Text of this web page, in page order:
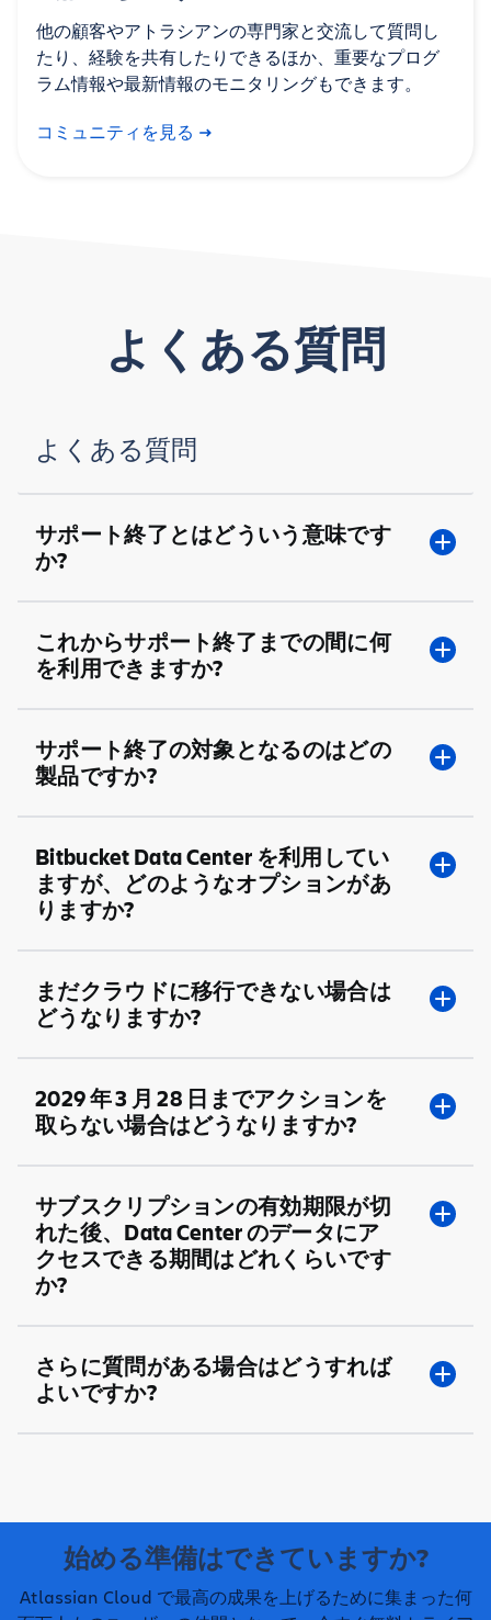
他の顧客やアトラシアンの専門家と交流して質問し
たり、経験を共有したりできるほか、重要なプログ
ラム情報や最新情報のモニタリングもできます。
コミュニティを見る
よくある質問
よくある質問
サポート終了とはどういう意味です
か?
サポート終了はいくつかの段階に分かれており、最終
的には Data Center 製品と関連する Marketplace ア
プリの販売とサポートが終了します。
新規のお客様へのライセンス販売終了
新規のお客様は、Data Center 製品の購入や見積も
りの依頼、Data Center に関連付けられた新しいア
プリの購入ができなくなります。
既存のお客様へのライセンス販売終了
既存のお客様は、Data Center 製品または Data
Center 拡張機能の購入や見積もりの依頼ができなく
なります。同様に、新しいアプリやアプリの拡張機能
サポート終了
Data Center ライセンス、および関連する Data
Center 製品とアプリは読み取り専用になります。
これからサポート終了までの間に何
を利用できますか?
Data Center をご利用のお客様に対して、2029 年 3
月 28 日まで、次のサービスを継続してご提供しま
す。
技術サポート
重大な脆弱性のセキュリティ バグ修正
Atlassian Data Center 製品から Atlassian Cloud
へのコネクタ
重大な脆弱性に対するこれらのセキュリティ バグ修
正をご提供するために、プラットフォームの修正や新
移行の際に、FedRAMP High、Secret Cloud、
オプションを必要とされるお客様もいらっしゃいま
す。さらには、ソース コードの機密性が高く、クラ
ウドへの移行に時間がかかるケースもあります。アト
ラシアンは、クラウドへの道筋を明確にして、あらゆ
るお客様がスムーズにトランジションを進められるよ
サポート終了の対象となるのはどの
製品ですか?
サポート終了は、影響を受けるすべての Data
Center 製品および Marketplace アプリに適用されま
す。これには以下が含まれます。
Jira Software Data Center
Jira Service Management Data Center
Confluence Data Center
Crowd Data Center
Atlassian Marketplace (サードパーティ) Data
Center アプリ
ソース コードの機密性が高いため、クラウドへの移
行には時間がかかる場合があります。こうしたデータ
Data Center のサポートは継続されます。代わり
に、既存の Bitbucket Data Center のお客様は、
終了の対象外です。
Bitbucket Data Center を利用してい
ますが、どのようなオプションがあ
りますか?
ソース コードの機密性が高いため、クラウドへの移
行には時間がかかる場合があります。こうしたデータ
に対する最大限の柔軟性を実現するため、Bitbucket
Data Center のサポートは継続されます。代わり
に、既存の Bitbucket Data Center のお客様は、
Bitbucket Data Center と Bitbucket Cloud の両方
を使用できる、新しいライセンスをご利用になれま
す。詳細はこちらをご覧ください。
まだクラウドに移行できない場合は
どうなりますか?
アトラシアンはこれまで数年にわたって、より多くの
組織のニーズを満たすために Cloud プラットフォー
ム、アプリ、機能セットを拡張してきました。最近
Atlassian Cloud に関する情報を収集していないとい
うお客様は、Cloud Platform と Data Center の比較
ページをご覧いただくか、クラウド ロードマップ
を
チェックすることをお勧めします。お客様の要件に合
ったサポートが追加されているか、追加予定である可
能性があります。また、セキュリティ、コンプライア
ンス、レジリエンスに関する最新情報はTrust
をご覧ください。
一部の組織では、データ主権の要件を満たすため、機
密データを処理するため、またはその他のコンプライ
とえば、アトラシアンは最近、商用マルチテナント
クラウド以外の クラウド デプロイ モデルのサポート
を発表しました 。これは、将来的に他のデプロイ オ
2029 年 3 月 28 日までアクションを
取らない場合はどうなりますか?
アトラシアンと事前に連携して、プランを作成する措
置を講じない場合、ご利用の Data Center ライセン
スは2029 年 3 月 28 日 23 時 59 分 (太平洋標準時)
に失効し、Data Center 環境が読み取り専用になり
ます。サブスクリプションの有効期限が切れると、
Data Center 製品を使用できなくなります。
引き続き、2026 年 3 月 30 日以降も既存の Data
Center サブスクリプションを更新できます。ただ
し、2029 年 3 月 28 日を越える更新はできません。
サブスクリプションの有効期限が切
れた後、Data Center のデータにア
クセスできる期間はどれくらいです
か?
Data Center サブスクリプションの有効期限が切れ
た後も、データは引き続き読み取り専用で利用できま
す。ただし、技術的な問題が発生した場合、製品のア
ップデートやサポートは利用できなくなります。
接続している間は製品を読み取り専用モードで実行し
続けないことを強くお勧めします。
さらに質問がある場合はどうすれば
よいですか?
すべての質問と回答のリストについては、 ライセンス
に関する FAQをご覧ください。
始める準備はできていますか?
Atlassian Cloud で最高の成果を上げるために集まった何